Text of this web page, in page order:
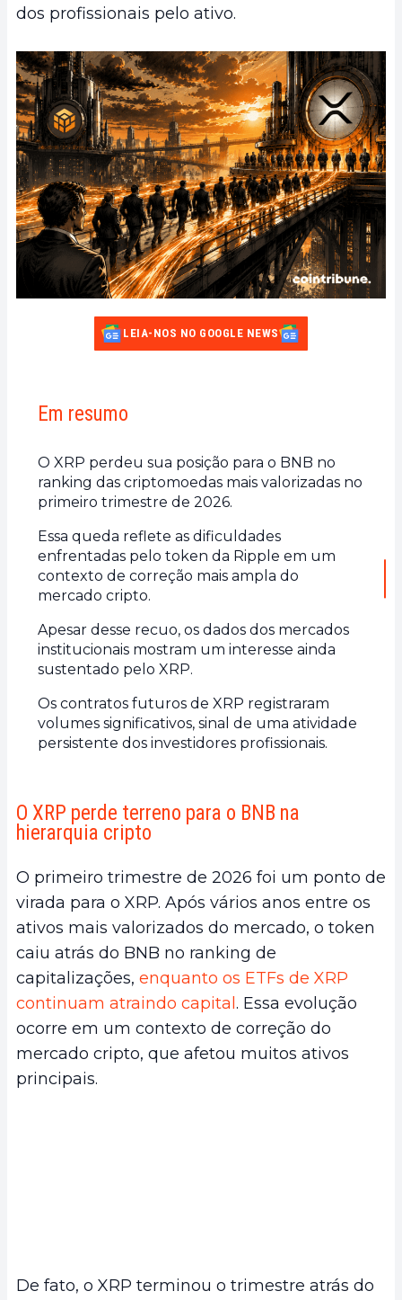
dos profissionais pelo ativo.
LEIA-NOS NO GOOGLE NEWS
Em resumo
O XRP perdeu sua posição para o BNB no
ranking das criptomoedas mais valorizadas no
primeiro trimestre de 2026.
Essa queda reflete as dificuldades
enfrentadas pelo token da Ripple em um
contexto de correção mais ampla do
mercado cripto.
Apesar desse recuo, os dados dos mercados
institucionais mostram um interesse ainda
sustentado pelo XRP.
Os contratos futuros de XRP registraram
volumes significativos, sinal de uma atividade
persistente dos investidores profissionais.
O XRP perde terreno para o BNB na
hierarquia cripto
O primeiro trimestre de 2026 foi um ponto de
virada para o XRP. Após vários anos entre os
ativos mais valorizados do mercado, o token
caiu atrás do BNB no ranking de
capitalizações, enquanto os ETFs de XRP
continuam atraindo capital . Essa evolução
ocorre em um contexto de correção do
mercado cripto, que afetou muitos ativos
principais.
De fato, o XRP terminou o trimestre atrás do